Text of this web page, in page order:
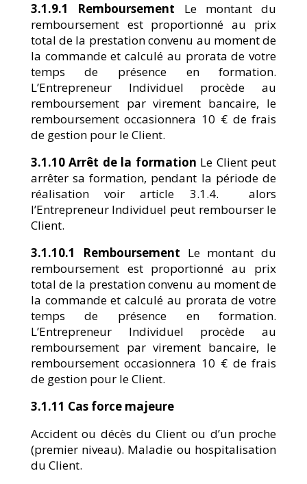
3.1.9.1 Remboursement Le montant du
remboursement est proportionné au prix
total de la prestation convenu au moment de
la commande et calculé au prorata de votre
temps de présence en formation.
L’Entrepreneur Individuel procède au
remboursement par virement bancaire, le
remboursement occasionnera 10 € de frais
de gestion pour le Client.
3.1.10 Arrêt de la formation Le Client peut
arrêter sa formation, pendant la période de
réalisation voir article 3.1.4. alors
l’Entrepreneur Individuel peut rembourser le
Client.
3.1.10.1 Remboursement Le montant du
remboursement est proportionné au prix
total de la prestation convenu au moment de
la commande et calculé au prorata de votre
temps de présence en formation.
L’Entrepreneur Individuel procède au
remboursement par virement bancaire, le
remboursement occasionnera 10 € de frais
de gestion pour le Client.
3.1.11 Cas force majeure
Accident ou décès du Client ou d’un proche
(premier niveau). Maladie ou hospitalisation
du Client.